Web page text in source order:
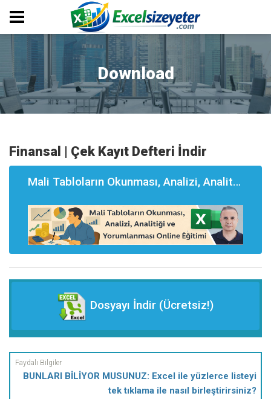
Download
Finansal | Çek Kayıt Defteri İndir
Mali Tabloların Okunması, Analizi, Analitği ve Yorumlanması Eğitimi
Dosyayı İndir (Ücretsiz!)
BUNLARI BİLİYOR MUSUNUZ: Excel ile yüzlerce listeyi
tek tıklama ile nasıl birleştirirsiniz?